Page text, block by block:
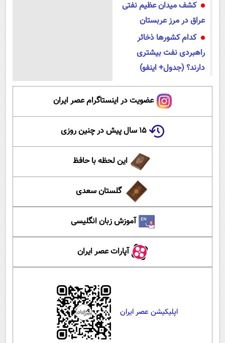
کشف میدان عظیم نفتی
عراق در مرز عربستان
کدام کشورها ذخائر
راهبردی نفت بیشتری
دارند؟ (جدول+ اینفو)
عضویت در اینستاگرام عصر ایران
۱۵ سال پیش در چنین روزی
این لحظه با حافظ
گلستان سعدی
آموزش زبان انگلیسی
آپارات عصر ایران
اپلیکیشن عصر ایران